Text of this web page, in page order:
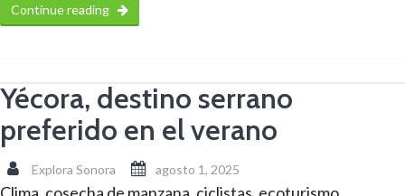
Continue reading
Yécora, destino serrano
preferido en el verano
Explora Sonora agosto 1, 2025